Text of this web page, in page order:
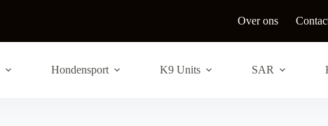
Over ons
Hondensport K9 Units SAR